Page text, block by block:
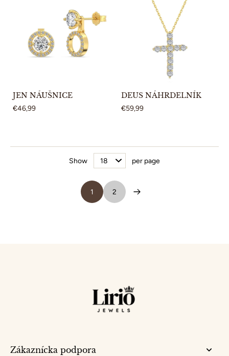
JEN NÁUŠNICE
€46,99
DEUS NÁHRDELNÍK
€59,99
1 2
Show per page
Zákaznícka podpora